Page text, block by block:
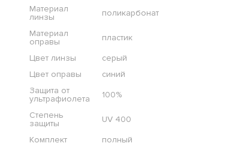
Материал
линзы
поликарбонат
Материал
оправы
пластик
Цвет линзы
серый
Цвет оправы
синий
Защита от
ультрафиолета
100%
Степень
защиты
UV 400
Комплект
полный